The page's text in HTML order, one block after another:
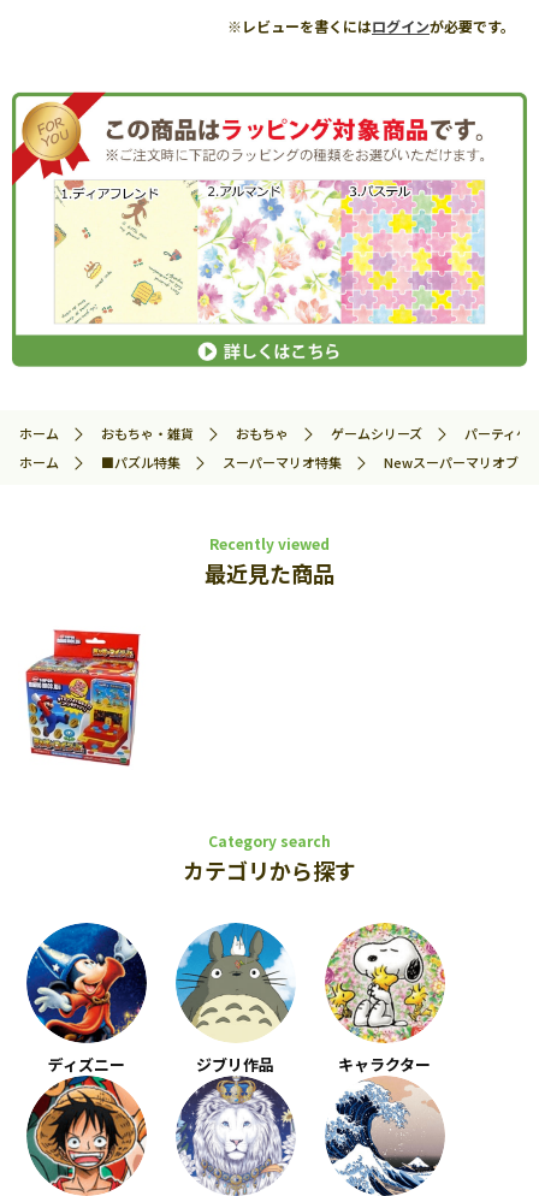
※レビューを書くにはログインが必要です。
ホーム おもちゃ・雑貨 おもちゃ ゲームシリーズ
パーティゲ
ホーム
■パズル特集 スーパーマリオ特集 Newスーパーマリオブラ
Recently viewed
最近見た商品
Category search
カテゴリから探す
ディズニー ジブリ作品 キャラクター